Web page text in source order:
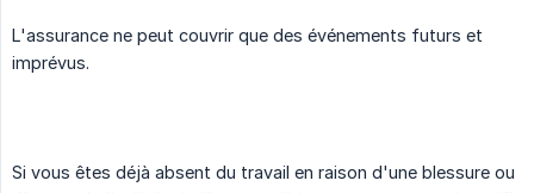
L'assurance ne peut couvrir que des événements futurs et
imprévus.
Si vous êtes déjà absent du travail en raison d'une blessure ou